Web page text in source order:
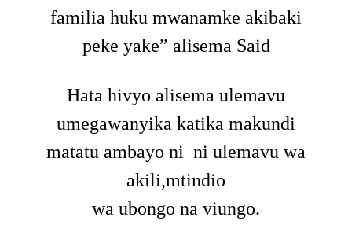
familia huku mwanamke akibaki
peke yake” alisema Said
Hata hivyo alisema ulemavu
umegawanyika katika makundi
matatu ambayo ni ni ulemavu wa
akili,mtindio
wa ubongo na viungo.